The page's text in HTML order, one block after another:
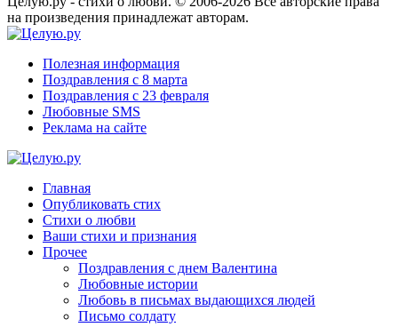
на произведения принадлежат авторам.
Полезная информация
Поздравления с 8 марта
Поздравления с 23 февраля
Любовные SMS
Реклама на сайте
Главная
Опубликовать стих
Стихи о любви
Ваши стихи и признания
Прочее
Поздравления с днем Валентина
Любовные истории
Любовь в письмах выдающихся людей
Письмо солдату